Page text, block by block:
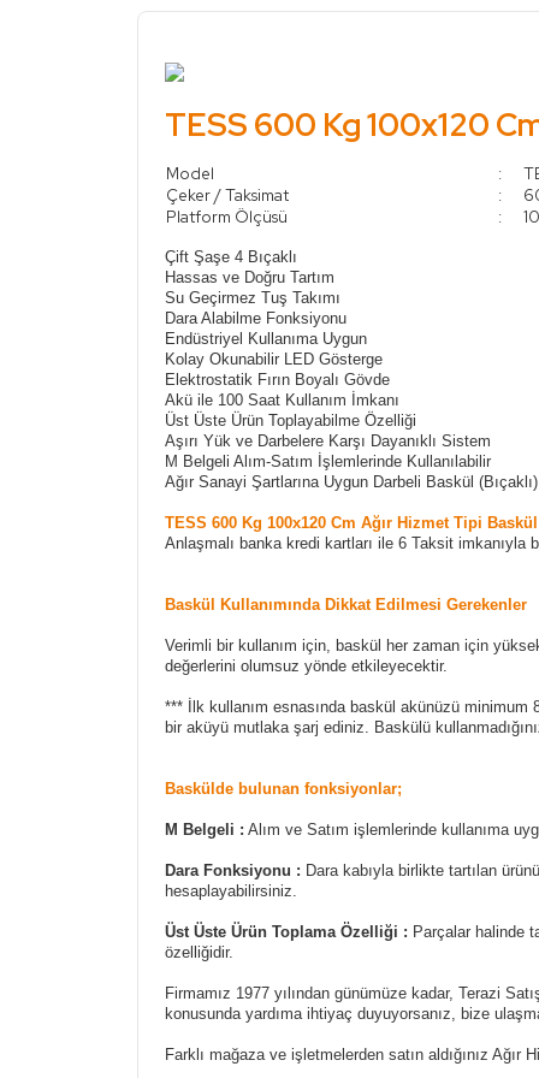
TESS 600 Kg 100x120
Model :
Çeker / Taksimat
:
Platform Ölçüsü
:
Çift Şaşe 4 Bıçaklı
Hassas ve Doğru Tartım
Su Geçirmez Tuş Takımı
Dara Alabilme Fonksiyonu
Endüstriyel Kullanıma Uygun
Kolay Okunabilir LED Gösterge
Elektrostatik Fırın Boyalı Gövde
Akü ile 100 Saat Kullanım İmkanı
Üst Üste Ürün Toplayabilme Özelliği
Aşırı Yük ve Darbelere Karşı Dayanıklı Sistem
M Belgeli Alım-Satım İşlemlerinde Kullanılabilir
Ağır Sanayi Şartlarına Uygun Darbeli Baskül (Bıçaklı)
TESS 600 Kg 100x120 Cm Ağır Hizmet Tipi Baskül
Anlaşmalı banka kredi kartları ile 6 Taksit
Baskül Kullanımında Dikkat Edilmesi Gerekenler
Verimli bir kullanım için, baskül her zaman için
değerlerini olumsuz yönde etkileyecektir.
*** İlk kullanım esnasında baskül akünüzü
bir aküyü mutlaka şarj ediniz. Baskülü
Baskülde bulunan fonksiyonlar;
M Belgeli : Alım ve Satım işlemlerinde kullanıma
Dara Fonksiyonu : Dara kabıyla birlikte tartılan
hesaplayabilirsiniz.
Üst Üste Ürün Toplama Özelliği : Parçalar halinde
özelliğidir.
Firmamız 1977 yılından günümüze kadar, Terazi
konusunda yardıma ihtiyaç duyuyorsanız, bize
Farklı mağaza ve işletmelerden satın aldığınız